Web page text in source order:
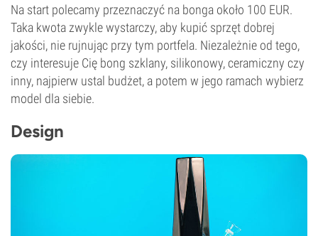
Na start polecamy przeznaczyć na bonga około 100 EUR.
Taka kwota zwykle wystarczy, aby kupić sprzęt dobrej
jakości, nie rujnując przy tym portfela. Niezależnie od tego,
czy interesuje Cię bong szklany, silikonowy, ceramiczny czy
inny, najpierw ustal budżet, a potem w jego ramach wybierz
model dla siebie.
Design